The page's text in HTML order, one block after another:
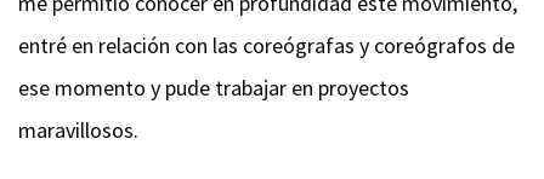
entré en relación con las coreógrafas y coreógrafos de
ese momento y pude trabajar en proyectos
maravillosos.